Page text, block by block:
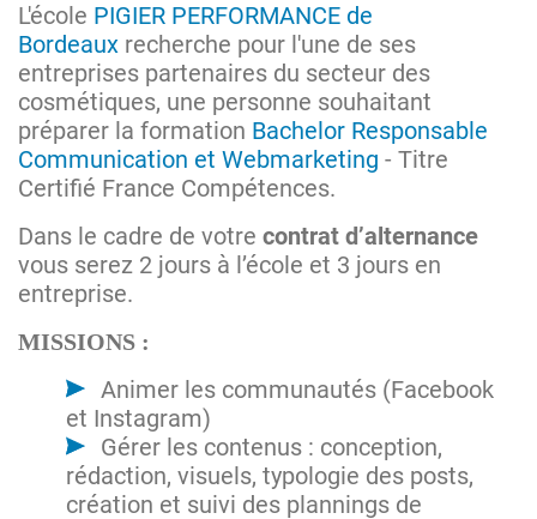
L'école PIGIER PERFORMANCE de
Bordeaux recherche pour l'une de ses
entreprises partenaires du secteur des
cosmétiques, une personne souhaitant
préparer la formation Bachelor Responsable
Communication et Webmarketing - Titre
Certifié France Compétences.
Dans le cadre de votre contrat d’alternance
vous serez 2 jours à l’école et 3 jours en
entreprise.
MISSIONS :
Animer les communautés (Facebook
et Instagram)
Gérer les contenus : conception,
rédaction, visuels, typologie des posts,
création et suivi des plannings de